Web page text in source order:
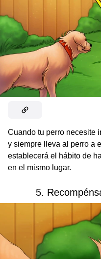
Cuando tu perro necesite
y siempre lleva al perro a
establecerá el hábito de
en el mismo lugar.
5.